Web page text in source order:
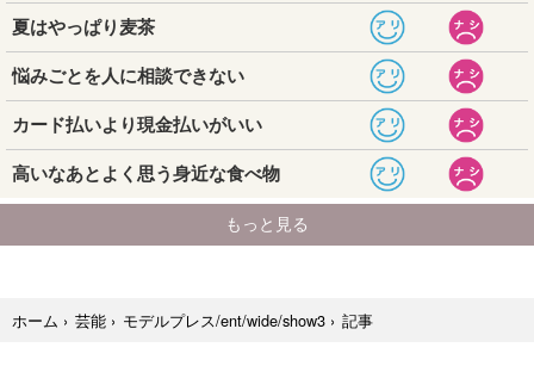
ホーム › 芸能 › モデルプレス/ent/wide/show3 › 記事